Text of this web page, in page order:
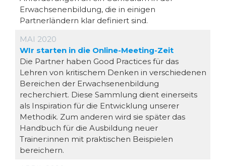
Erwachsenenbildung, die in einigen
Partnerländern klar definiert sind.
MAI 2020
WIr starten in die Online-Meeting-Zeit
Die Partner haben Good Practices für das
Lehren von kritischem Denken in verschiedenen
Bereichen der Erwachsenenbildung
recherchiert. Diese Sammlung dient einerseits
als Inspiration für die Entwicklung unserer
Methodik. Zum anderen wird sie später das
Handbuch für die Ausbildung neuer
Trainer:innen mit praktischen Beispielen
bereichern.